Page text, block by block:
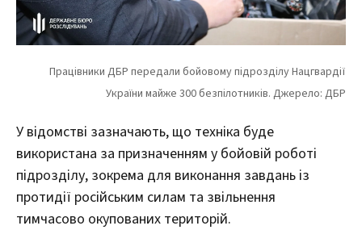
У відомстві зазначають, що техніка буде
використана за призначенням у бойовій роботі
підрозділу, зокрема для виконання завдань із
протидії російським силам та звільнення
тимчасово окупованих територій.